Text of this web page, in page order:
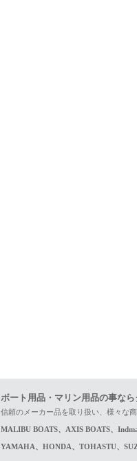
ボート用品・マリン用品の事な
信頼のメーカー品を取り扱い、様々な
MALIBU BOATS、AXIS BOATS、
YAMAHA、HONDA、TOHASTU、